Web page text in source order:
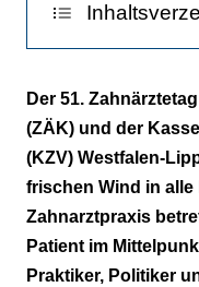
Mut zum
Eine Frage
Der 51.
(ZÄK) und der
(KZV) Westfalen-
frischen Wind in alle
Zahnarztpraxis
Patient im
Praktiker, Politiker